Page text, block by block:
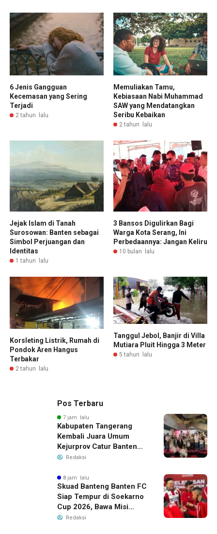
6 Jenis Gangguan
Kecemasan yang Sering
Terjadi
2 tahun lalu
Memuliakan Tamu,
Kebiasaan Nabi Muhammad
SAW yang Mendatangkan
Seribu Kebaikan
2 tahun lalu
Jejak Islam di Tanah
Surosowan: Banten sebagai
Simbol Perjuangan dan
Identitas
1 tahun lalu
3 Bansos Digulirkan Bagi
Warga Kota Serang, Ini
Perbedaannya: Jangan Keliru
10 bulan lalu
Korsleting Listrik, Rumah di
Pondok Aren Hangus
Terbakar
2 tahun lalu
Tanggul Jebol, Banjir di Villa
Mutiara Pluit Hingga 3 Meter
5 tahun lalu
Pos Terbaru
7 jam lalu
Kabupaten Tangerang
Kembali Juara Umum
Kejurprov Catur Banten
2026, Raih 24 Medali
Redaksi
8 jam lalu
Skuad Banteng Banten FC
Siap Tempur di Soekarno
Cup 2026, Bawa Misi
Harumkan Nama Banten
Redaksi